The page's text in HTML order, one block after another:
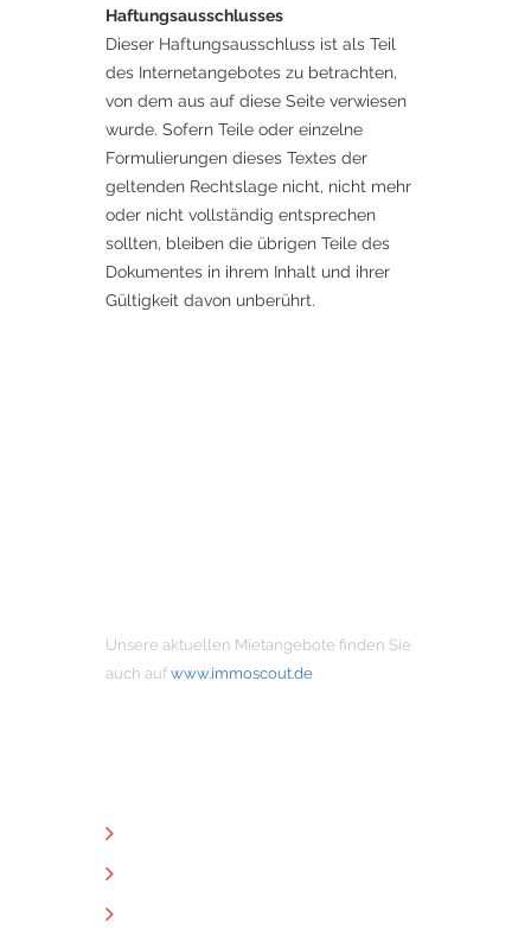
Haftungsausschlusses
Dieser Haftungsausschluss ist als Teil
des Internetangebotes zu betrachten,
von dem aus auf diese Seite verwiesen
wurde. Sofern Teile oder einzelne
Formulierungen dieses Textes der
geltenden Rechtslage nicht, nicht mehr
oder nicht vollständig entsprechen
sollten, bleiben die übrigen Teile des
Dokumentes in ihrem Inhalt und ihrer
Gültigkeit davon unberührt.
Unsere aktuellen Mietangebote finden Sie
auch auf www.immoscout.de